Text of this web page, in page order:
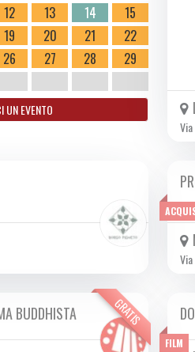
12 13 14
15
19 20 21
22
26 27 28
29
UN EVENTO
2023
GRATIS
2023
BUDDHISTA
FILM